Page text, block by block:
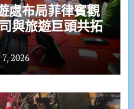
處布局菲律賓觀
2026